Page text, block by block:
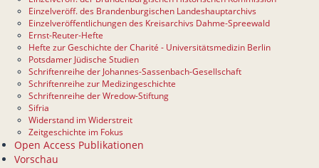
Einzelveröff. des Brandenburgischen Landeshauptarchivs
Einzelveröffentlichungen des Kreisarchivs Dahme-Spreewald
Ernst-Reuter-Hefte
Hefte zur Geschichte der Charité - Universitätsmedizin Berlin
Potsdamer Jüdische Studien
Schriftenreihe der Johannes-Sassenbach-Gesellschaft
Schriftenreihe zur Medizingeschichte
Schriftenreihe der Wredow-Stiftung
Sifria
Widerstand im Widerstreit
Zeitgeschichte im Fokus
Open Access Publikationen
Vorschau